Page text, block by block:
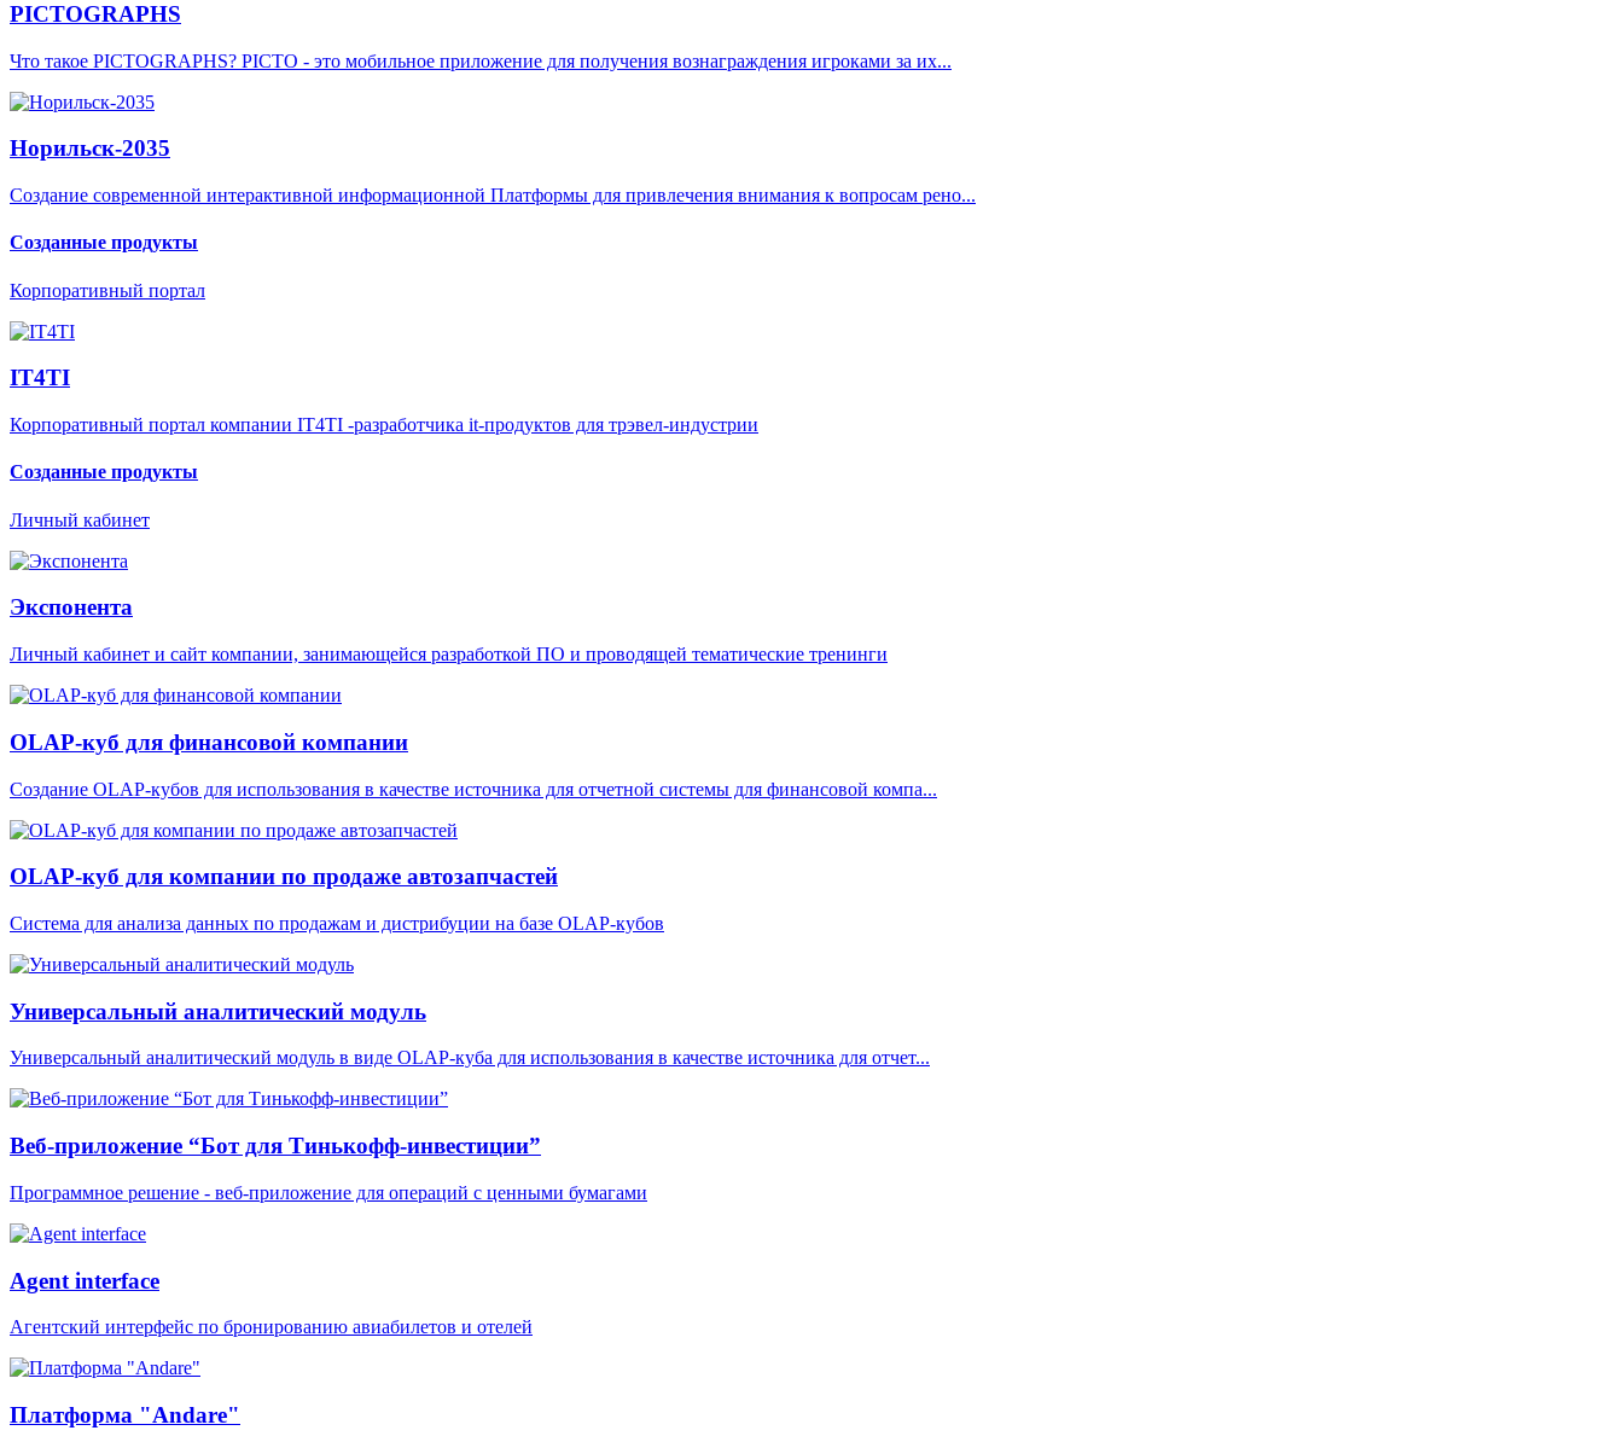
PICTOGRAPHS
Что такое PICTOGRAPHS? PICTO - это мобильное приложение для получения вознаграждения игроками за их...
Норильск-2035
Создание современной интерактивной информационной Платформы для привлечения внимания к вопросам рено...
Созданные продукты
Корпоративный портал
IT4TI
Корпоративный портал компании IT4TI -разработчика it-продуктов для трэвел-индустрии
Созданные продукты
Личный кабинет
Экспонента
Личный кабинет и сайт компании, занимающейся разработкой ПО и проводящей тематические тренинги
OLAP-куб для финансовой компании
Создание OLAP-кубов для использования в качестве источника для отчетной системы для финансовой компа...
OLAP-куб для компании по продаже автозапчастей
Система для анализа данных по продажам и дистрибуции на базе OLAP-кубов
Универсальный аналитический модуль
Универсальный аналитический модуль в виде OLAP-куба для использования в качестве источника для отчет...
Веб-приложение “Бот для Тинькофф-инвестиции”
Программное решение - веб-приложение для операций с ценными бумагами
Agent interface
Агентский интерфейс по бронированию авиабилетов и отелей
Платформа "Andare"